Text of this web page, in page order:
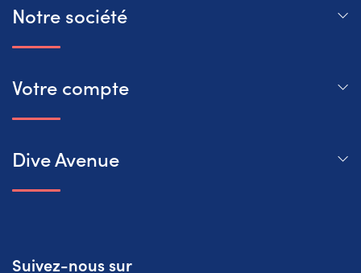
Notre société
Votre compte
Dive Avenue
Suivez-nous sur